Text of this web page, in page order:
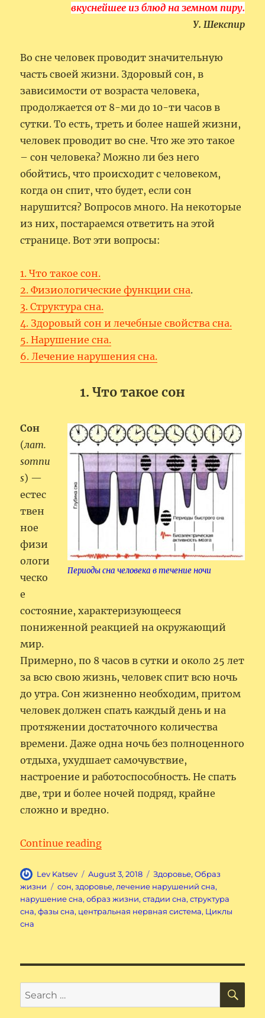
вкуснейшее из блюд на земном пиру.
У. Шекспир
Во сне человек проводит значительную
часть своей жизни. Здоровый сон, в
зависимости от возраста человека,
продолжается от 8-ми до 10-ти часов в
сутки. То есть, треть и более нашей жизни,
человек проводит во сне. Что же это такое
– сон человека? Можно ли без него
обойтись, что происходит с человеком,
когда он спит, что будет, если сон
нарушится? Вопросов много. На некоторые
из них, постараемся ответить на этой
странице. Вот эти вопросы:
1. Что такое сон.
2. Физиологические функции сна.
3. Структура сна.
4. Здоровый сон и лечебные свойства сна.
5. Нарушение сна.
6. Лечение нарушения сна.
1. Что такое сон
Периоды сна человека в течение ночи
Сон
(лат.
somnu
s) —
естес
твен
ное
физи
ологи
ческо
е
состояние, характеризующееся
пониженной реакцией на окружающий
мир.
Примерно, по 8 часов в сутки и около 25 лет
за всю свою жизнь, человек спит всю ночь
до утра. Сон жизненно необходим, притом
человек должен спать каждый день и на
протяжении достаточного количества
времени. Даже одна ночь без полноценного
отдыха, ухудшает самочувствие,
настроение и работоспособность. Не спать
две, три и более ночей подряд, крайне
сложно и вредно.
Continue reading“Cон Человека”
Author
Lev Katsev
Posted
on
August 3, 2018 Categories
Здоровье,Образ
жизни
Tags
cон,здоровье, лечение нарушений сна,
нарушение сна,образ жизни,стадии сна,структура
сна,фазы сна, центральная нервная система, Циклы
сна
Search
for: